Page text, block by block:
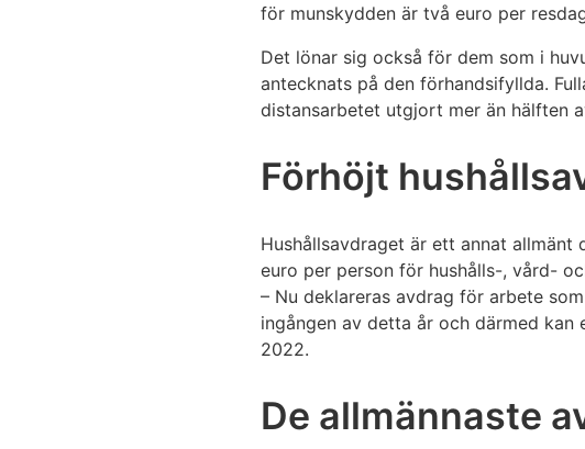
för munskydden är två euro per
Det lönar sig också för dem som i
antecknats på den förhandsifyllda.
distansarbetet utgjort mer än hälften
Förhöjt
Hushållsavdraget är ett annat
euro per person för hushålls-, vård-
– Nu deklareras avdrag för arbete
ingången av detta år och därmed
2022.
De allmännaste